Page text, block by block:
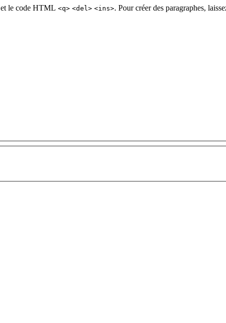
et le code HTML <q> <del> <ins>. Pour créer des paragraphes,